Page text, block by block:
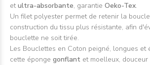
etultra-absorbante, garantie Oeko-Tex.
Un filet polyester permet de retenir la
construction du tissu plus résistante, afin
bouclette ne soit tirée.
Les Bouclettes en Coton peigné, longues et
cette éponge gonflant et moelleux,